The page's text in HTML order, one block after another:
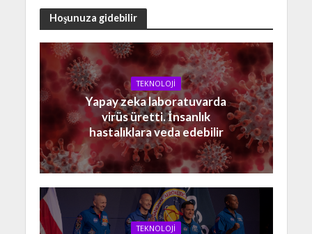
Hoşunuza gidebilir
TEKNOLOJİ
Yapay zeka laboratuvarda
virüs üretti. İnsanlık
hastalıklara veda edebilir
TEKNOLOJİ